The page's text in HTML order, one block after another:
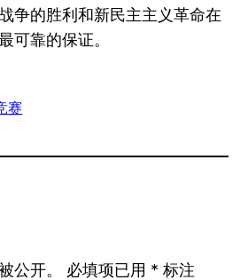
争的胜利和新民主主义革命在
可靠的保证。
赛
公开。 必填项已用 * 标注